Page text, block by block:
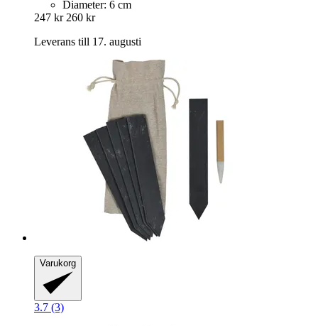
Diameter: 6 cm
247 kr 260 kr
Leverans till 17. augusti
Varukorg
3.7 (3)